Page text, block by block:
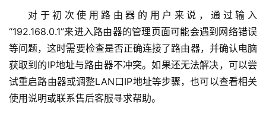
1
1
9
2
对于初次使用路由器的用户来说，通过输入
“192.168.0.1”来进入路由器的管理页面可能会遇到网络错误
等问题，这时需要检查是否正确连接了路由器，并确认电脑
获取到的IP地址与路由器不冲突。如果还无法解决，可以尝
试重启路由器或调整LAN口IP地址等步骤，也可以查看相关
使用说明或联系售后客服寻求帮助。